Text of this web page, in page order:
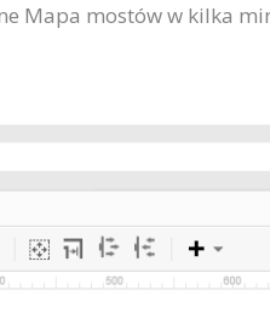
Mapa mostów w kilka